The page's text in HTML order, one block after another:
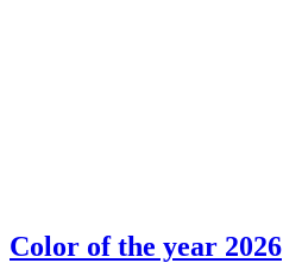
Color of the year 2026